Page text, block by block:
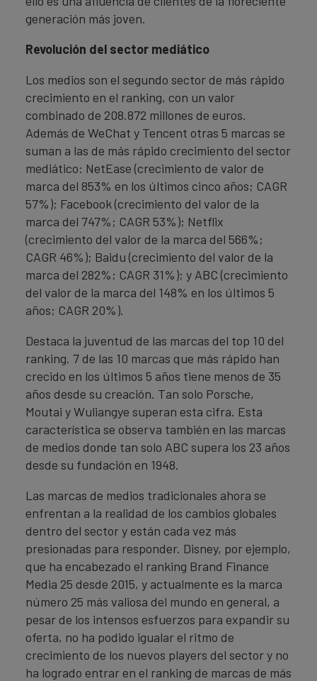
generación más joven.
Revolución del sector mediático
Los medios son el segundo sector de más rápido
crecimiento en el ranking, con un valor
combinado de 208.872 millones de euros.
Además de WeChat y Tencent otras 5 marcas se
suman a las de más rápido crecimiento del sector
mediático: NetEase (crecimiento de valor de
marca del 853% en los últimos cinco años; CAGR
57%); Facebook (crecimiento del valor de la
marca del 747%; CAGR 53%); Netflix
(crecimiento del valor de la marca del 566%;
CAGR 46%); Baidu (crecimiento del valor de la
marca del 282%; CAGR 31%); y ABC (crecimiento
del valor de la marca del 148% en los últimos 5
años; CAGR 20%).
Destaca la juventud de las marcas del top 10 del
ranking. 7 de las 10 marcas que más rápido han
crecido en los últimos 5 años tiene menos de 35
años desde su creación. Tan solo Porsche,
Moutai y Wuliangye superan esta cifra. Esta
característica se observa también en las marcas
de medios donde tan solo ABC supera los 23 años
desde su fundación en 1948.
Las marcas de medios tradicionales ahora se
enfrentan a la realidad de los cambios globales
dentro del sector y están cada vez más
presionadas para responder. Disney, por ejemplo,
que ha encabezado el ranking Brand Finance
Media 25 desde 2015, y actualmente es la marca
número 25 más valiosa del mundo en general, a
pesar de los intensos esfuerzos para expandir su
oferta, no ha podido igualar el ritmo de
crecimiento de los nuevos players del sector y no
ha logrado entrar en el ranking de marcas de más